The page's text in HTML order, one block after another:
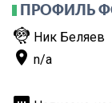
ПРОФИЛЬ
flutter_dash Ник Беляев
place n/a